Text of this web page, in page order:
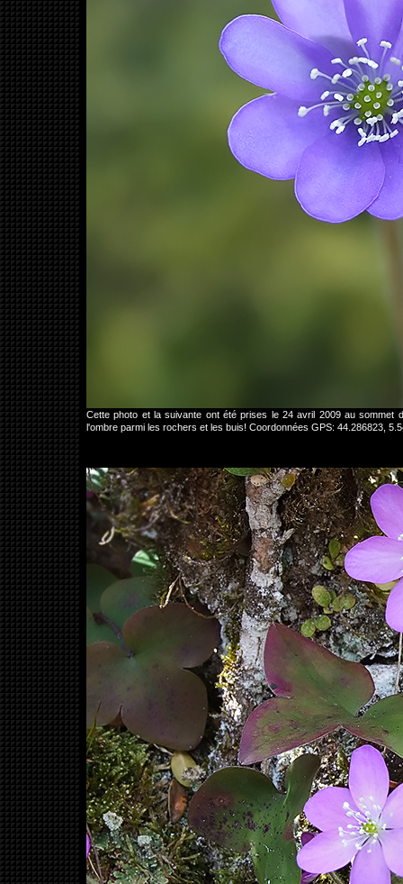
Cette photo et la suivante ont été prises le 24 avril 2009 au sommet
l'ombre parmi les rochers et les buis! Coordonnées GPS: 44.286823,